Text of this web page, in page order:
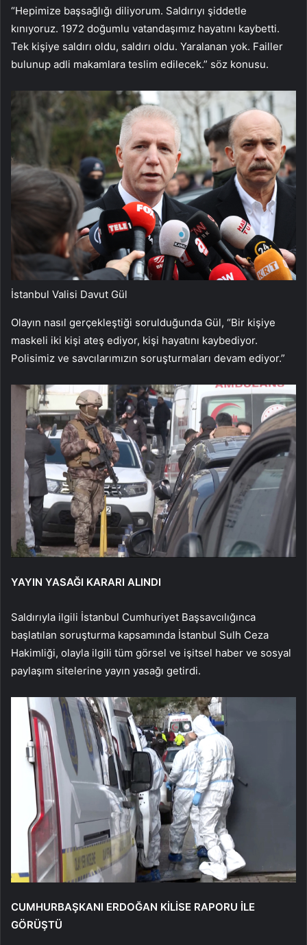
“Hepimize başsağlığı diliyorum. Saldırıyı şiddetle
kınıyoruz. 1972 doğumlu vatandaşımız hayatını kaybetti.
Tek kişiye saldırı oldu, saldırı oldu. Yaralanan yok. Failler
bulunup adli makamlara teslim edilecek.” söz konusu.
İstanbul Valisi Davut Gül
Olayın nasıl gerçekleştiği sorulduğunda Gül, “Bir kişiye
maskeli iki kişi ateş ediyor, kişi hayatını kaybediyor.
Polisimiz ve savcılarımızın soruşturmaları devam ediyor.”
YAYIN YASAĞI KARARI ALINDI
Saldırıyla ilgili İstanbul Cumhuriyet Başsavcılığınca
başlatılan soruşturma kapsamında İstanbul Sulh Ceza
Hakimliği, olayla ilgili tüm görsel ve işitsel haber ve sosyal
paylaşım sitelerine yayın yasağı getirdi.
CUMHURBAŞKANI ERDOĞAN KİLİSE RAPORU İLE
GÖRÜŞTÜ